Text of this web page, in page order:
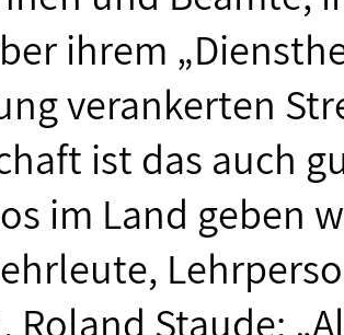
ihrem
verankerten
ist das auch
im Land geben
Staude: